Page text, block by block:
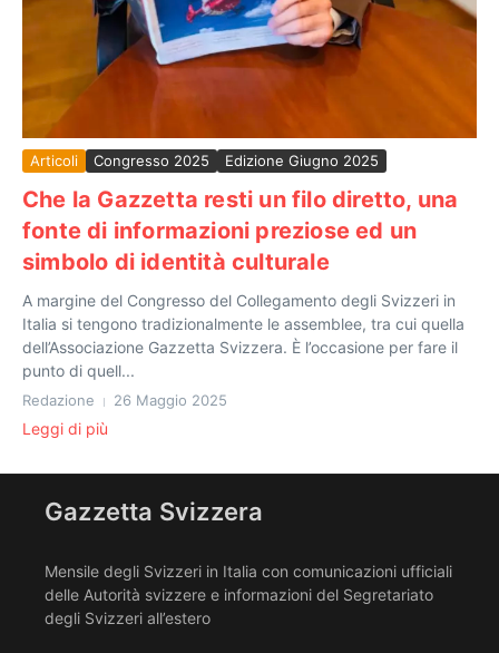
Articoli Congresso 2025 Edizione Giugno 2025
Che la Gazzetta resti un filo diretto, una
fonte di informazioni preziose ed un
simbolo di identità culturale
A margine del Congresso del Collegamento degli Svizzeri in
Italia si tengono tradizionalmente le assemblee, tra cui quella
dell’Associazione Gazzetta Svizzera. È l’occasione per fare il
punto di quell...
Redazione 26 Maggio 2025
Leggi di più
Gazzetta Svizzera
Mensile degli Svizzeri in Italia con comunicazioni ufficiali
delle Autorità svizzere e informazioni del Segretariato
degli Svizzeri all’estero